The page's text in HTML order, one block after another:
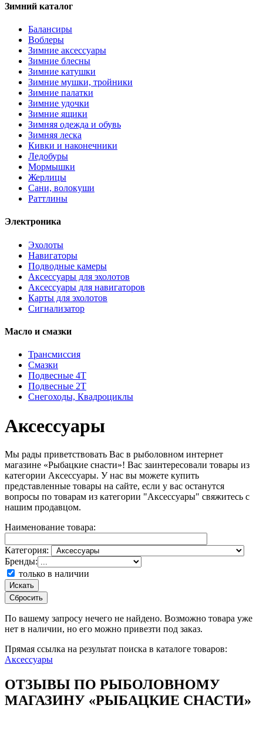
Зимний каталог
Балансиры
Воблеры
Зимние аксессуары
Зимние блесны
Зимние катушки
Зимние мушки, тройники
Зимние палатки
Зимние удочки
Зимние ящики
Зимняя одежда и обувь
Зимняя леска
Кивки и наконечники
Ледобуры
Мормышки
Жерлицы
Сани, волокуши
Раттлины
Электроника
Эхолоты
Навигаторы
Подводные камеры
Аксессуары для эхолотов
Аксессуары для навигаторов
Карты для эхолотов
Сигнализатор
Масло и смазки
Трансмиссия
Смазки
Подвесные 4Т
Подвесные 2Т
Снегоходы, Квадроциклы
Аксессуары
Мы рады приветствовать Вас в рыболовном интернет
магазине «Рыбацкие снасти»! Вас заинтересовали товары из
категории Аксессуары. У нас вы можете купить
представленные товары на сайте, если у вас останутся
вопросы по товарам из категории "Аксессуары" свяжитесь с
нашим продавцом.
Наименование товара:
Категория:
Бренды:
только в наличии
Искать
Сбросить
По вашему запросу нечего не найдено. Возможно товара уже
нет в наличии, но его можно привезти под заказ.
Прямая ссылка на результат поиска в каталоге товаров:
Аксессуары
ОТЗЫВЫ ПО РЫБОЛОВНОМУ
МАГАЗИНУ «РЫБАЦКИЕ СНАСТИ»